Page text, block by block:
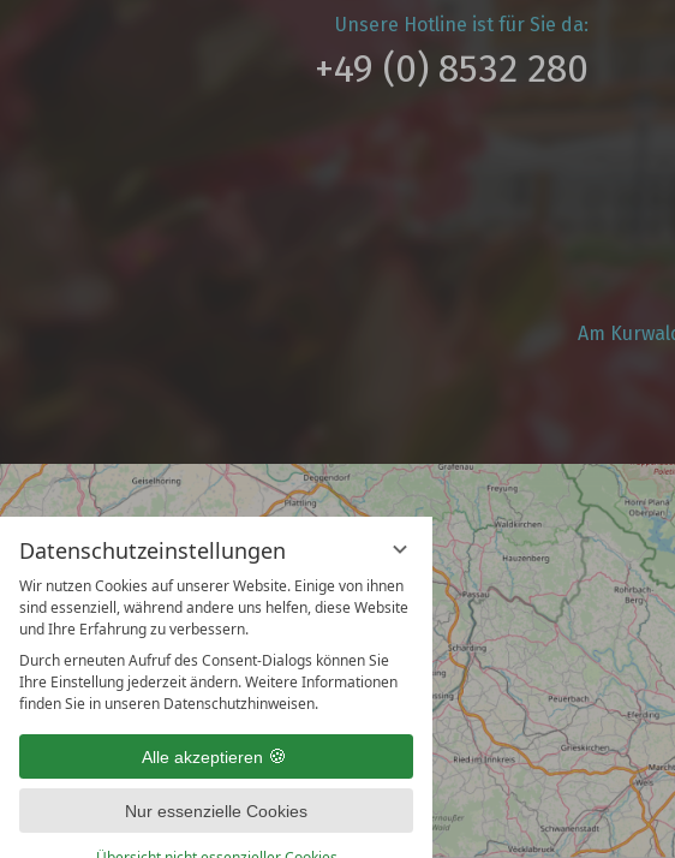
Datenschutzeinstellungen
Wir nutzen Cookies auf unserer Website. Einige von ihnen
sind essenziell, während andere uns helfen, diese Website
und Ihre Erfahrung zu verbessern.
Durch erneuten Aufruf des Consent-Dialogs können Sie
Ihre Einstellung jederzeit ändern. Weitere Informationen
finden Sie in unseren Datenschutzhinweisen.
Alle akzeptieren
Nur essenzielle Cookies
Unsere Hotline ist für Sie da:
+49 (0) 8532 280
Am